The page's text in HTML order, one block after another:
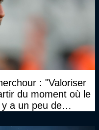
: "Valoriser
du moment où le
a un peu de